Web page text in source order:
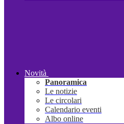
Novità
Panoramica
Le notizie
Le circolari
Calendario eventi
Albo online